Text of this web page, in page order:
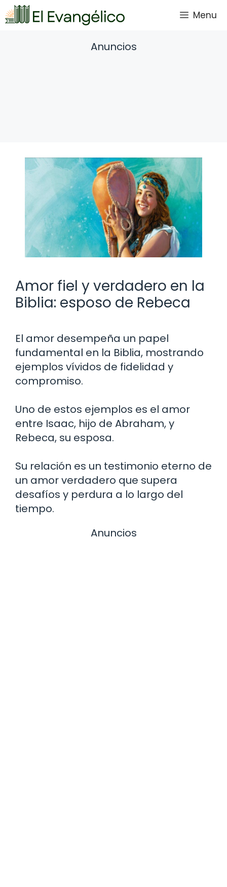
Saltar
al
Menu
Anuncios
Amor fiel y verdadero en la
Biblia: esposo de Rebeca
El amor desempeña un papel
fundamental en la Biblia, mostrando
ejemplos vívidos de fidelidad y
compromiso.
Uno de estos ejemplos es el amor
entre Isaac, hijo de Abraham, y
Rebeca, su esposa.
Su relación es un testimonio eterno de
un amor verdadero que supera
desafíos y perdura a lo largo del
tiempo.
Anuncios